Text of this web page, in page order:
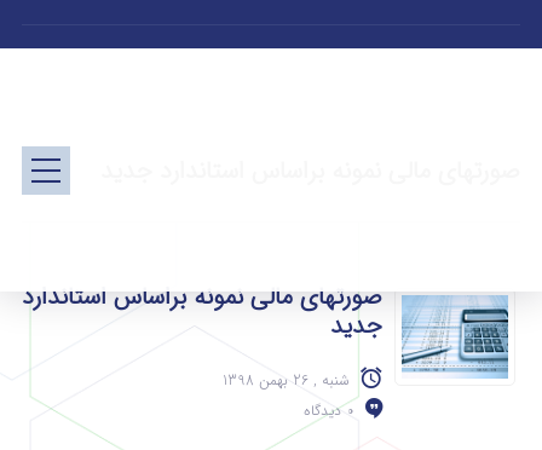
صورتهای مالی نمونه براساس استاندارد
جدید
شنبه , 26 بهمن 1398
0 دیدگاه